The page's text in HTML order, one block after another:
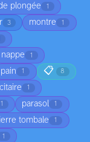
plongée 1
3 montre 1
nappe 1
pain 1 📋 8
1
1 parasol 1
tombale 1
1